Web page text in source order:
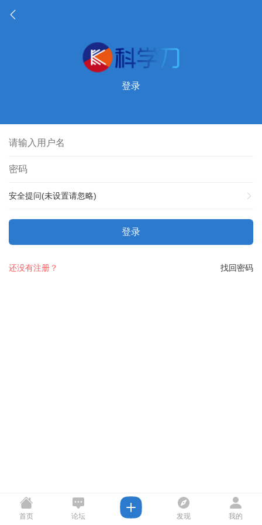
登录
安全提问(未设置请忽略)
登录
找回密码
还没有注册？
首页 论坛 发现 我的